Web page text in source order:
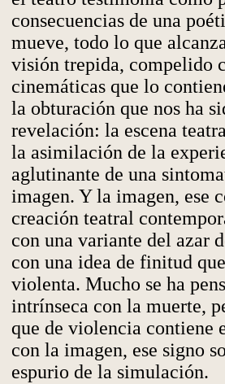
consecuencias de una
mueve, todo lo que
visión trepida, compelido
cinemáticas que lo
la obturación que nos ha
revelación: la escena
la asimilación de la
aglutinante de una
imagen. Y la imagen, ese
creación teatral
con una variante del azar
con una idea de finitud
violenta. Mucho se ha
intrínseca con la muerte,
que de violencia contiene
con la imagen, ese signo
espurio de la simulación.